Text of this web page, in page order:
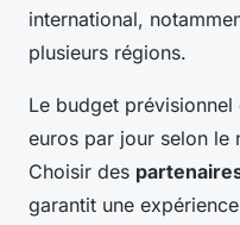
international,
plusieurs régions.
Le budget
euros par jour selon le
Choisir des
garantit une